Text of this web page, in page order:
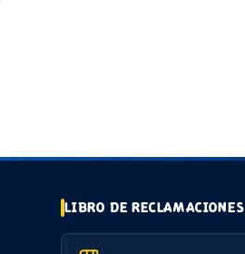
LIBRO DE RECLAMACIONES